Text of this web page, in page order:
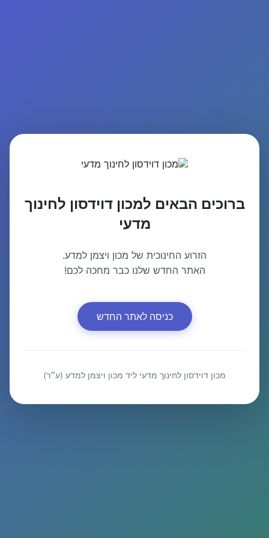
ברוכים הבאים למכון דוידסון לחינוך
מדעי
הזרוע החינוכית של מכון ויצמן למדע.
האתר החדש שלנו כבר מחכה לכם!
כניסה לאתר החדש
מכון דוידסון לחינוך מדעי ליד מכון ויצמן למדע (ע״ר)